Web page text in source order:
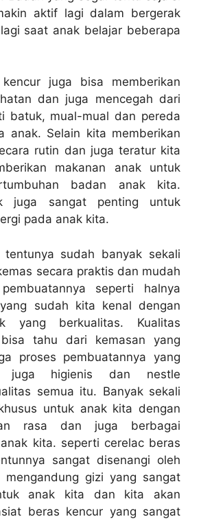
aktif lagi dalam bergerak
saat anak belajar beberapa
juga bisa memberikan
dan juga mencegah dari
batuk, mual-mual dan pereda
anak. Selain kita memberikan
rutin dan juga teratur kita
makanan anak untuk
badan anak kita.
juga sangat penting untuk
pada anak kita.
tentunya sudah banyak sekali
secara praktis dan mudah
seperti halnya
sudah kita kenal dengan
yang berkualitas. Kualitas
tahu dari kemasan yang
proses pembuatannya yang
juga higienis dan nestle
semua itu. Banyak sekali
untuk anak kita dengan
rasa dan juga berbagai
kita. seperti cerelac beras
sangat disenangi oleh
gizi yang sangat
anak kita dan kita akan
beras kencur yang sangat